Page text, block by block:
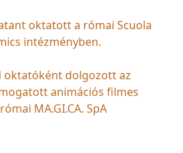
oktatott a római Scuola
intézményben.
oktatóként dolgozott az
animációs filmes
MA.GI.CA. SpA